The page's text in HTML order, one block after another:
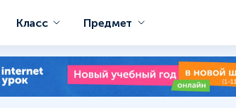
Класс Предмет